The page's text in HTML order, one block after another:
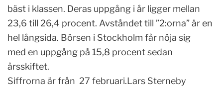
bäst i klassen. Deras uppgång i år ligger mellan
23,6 till 26,4 procent. Avståndet till ”2:orna” är en
hel långsida. Börsen i Stockholm får nöja sig
med en uppgång på 15,8 procent sedan
årsskiftet.
Siffrorna är från 27 februari.Lars Sterneby